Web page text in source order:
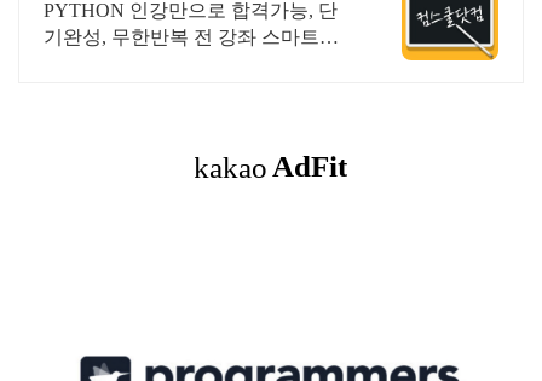
&결제시 기프티콘!
PYTHON 인강만으로 합격가능, 단
기완성, 무한반복 전 강좌 스마트폰